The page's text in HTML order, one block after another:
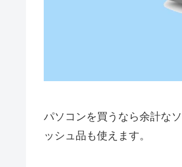
パソコンを買うなら余計な
ッシュ品も使えます。